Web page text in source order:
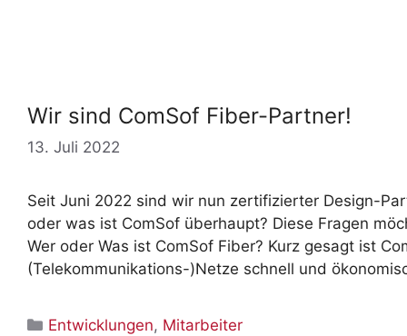
Wir sind ComSof Fiber-Partner!
13. Juli 2022
Seit Juni 2022 sind wir nun zertifizierter Design-
oder was ist ComSof überhaupt? Diese Fragen
Wer oder Was ist ComSof Fiber? Kurz gesagt ist
(Telekommunikations-)Netze schnell und
Kategorien
Entwicklungen, Mitarbeiter